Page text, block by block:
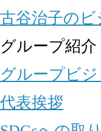
古谷治子の
グループ紹介
グループビ
代表挨拶